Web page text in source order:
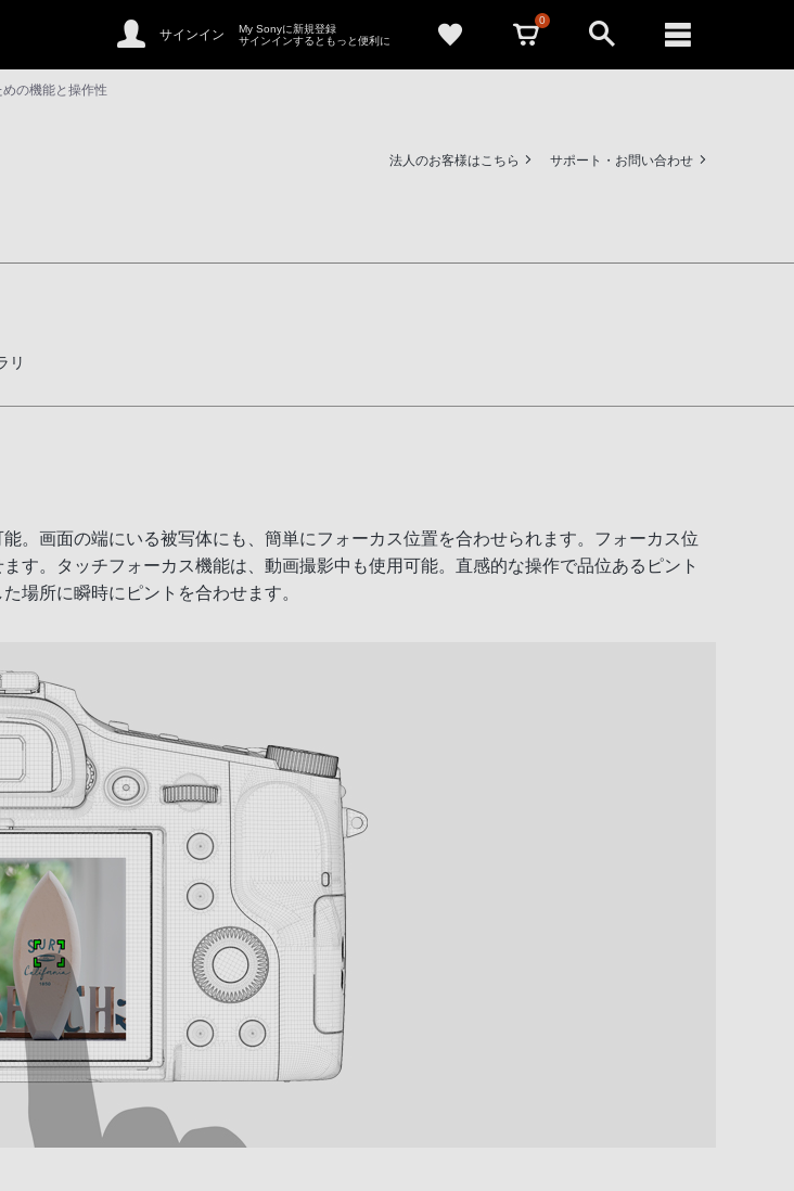
サインイン
My Sonyに新規登録
サインインするともっと便利に
0
の機能と操作性
法人のお客様はこちら サポート・お問い合わせ
リ
。画面の端にいる被写体にも、簡単にフォーカス位置を合わせられます。フォーカス位
す。タッチフォーカス機能は、動画撮影中も使用可能。直感的な操作で品位あるピント
場所に瞬時にピントを合わせます。